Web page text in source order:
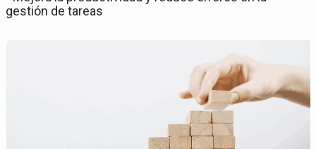
gestión de tareas